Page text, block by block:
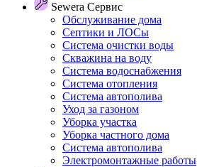
Sewera Сервис
Обслуживание дома
Септики и ЛОСы
Система очистки воды
Скважина на воду
Система водоснабжения
Система отопления
Система автополива
Уход за газоном
Уборка участка
Уборка частного дома
Система автополива
Электромонтажные работы